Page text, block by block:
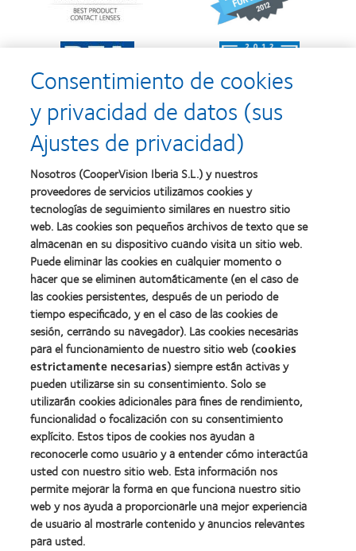
Silmo
mejor
con
MyDay™
y
2010:
Mejor
empresa
el
desarrollo
del
liderazgo
Learn
about
2011:
Premios
a
mejor
(2011)
Learn
about
2011:
Premio
a
salud
Learn
about
2012:
Premio
Manufacturing
Leadership
100
(ML
100)
(2012)
Learn
more
about
2012
Premio
internacional
REBRAND
100®
(2012)
Learn
more
about
Premio
de
la
Industria
de
la
BCLA
Nuestros productos
Encuentre su lente
Tecnología para lentes de contacto
Lentes de contacto y visión
Consentimiento de cookies
y privacidad de datos (sus
Ajustes de privacidad)
Nosotros (CooperVision Iberia S.L.) y nuestros
proveedores de servicios utilizamos cookies y
tecnologías de seguimiento similares en nuestro sitio
web. Las cookies son pequeños archivos de texto que se
almacenan en su dispositivo cuando visita un sitio web.
Puede eliminar las cookies en cualquier momento o
hacer que se eliminen automáticamente (en el caso de
las cookies persistentes, después de un periodo de
tiempo especificado, y en el caso de las cookies de
sesión, cerrando su navegador). Las cookies necesarias
para el funcionamiento de nuestro sitio web (cookies
estrictamente necesarias) siempre están activas y
pueden utilizarse sin su consentimiento. Solo se
utilizarán cookies adicionales para fines de rendimiento,
funcionalidad o focalización con su consentimiento
explícito. Estos tipos de cookies nos ayudan a
reconocerle como usuario y a entender cómo interactúa
usted con nuestro sitio web. Esta información nos
permite mejorar la forma en que funciona nuestro sitio
web y nos ayuda a proporcionarle una mejor experiencia
de usuario al mostrarle contenido y anuncios relevantes
para usted.